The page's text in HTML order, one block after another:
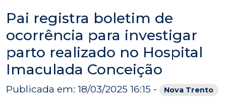
Pai registra boletim de
ocorrência para investigar
parto realizado no Hospital
Imaculada Conceição
Publicada em: 18/03/2025 16:15 - Nova Trento